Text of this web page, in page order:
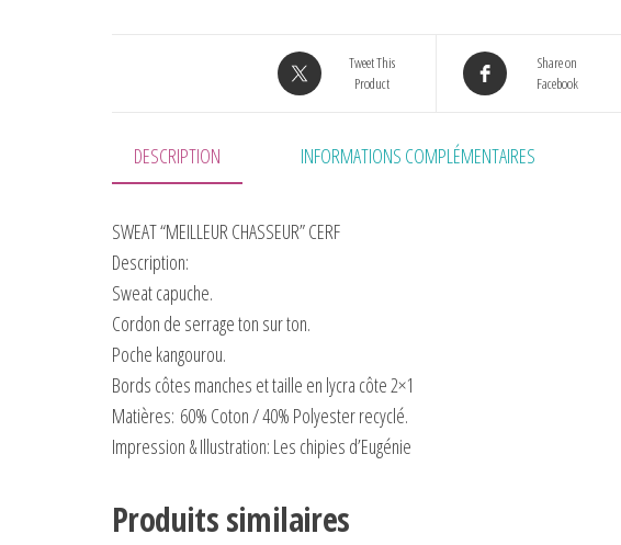
Tweet This
Product
Share on
Facebook
DESCRIPTION INFORMATIONS COMPLÉMENTAIRES
SWEAT “MEILLEUR CHASSEUR” CERF
Description:
Sweat capuche.
Cordon de serrage ton sur ton.
Poche kangourou.
Bords côtes manches et taille en lycra côte 2×1
Matières: 60% Coton / 40% Polyester recyclé.
Impression & Illustration: Les chipies d’Eugénie
Produits similaires